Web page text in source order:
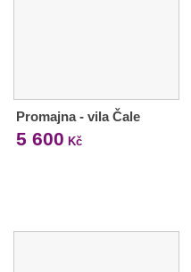
Promajna - vila Čale
5 600 Kč